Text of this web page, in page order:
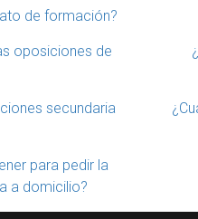
de formación?
oposiciones de
secundaria
para pedir la
a domicilio?